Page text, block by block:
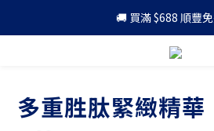
🚚 買滿 $688 順豐
🚚 買滿 $688 順豐
🎁 成為會員 可享更
多重胜肽緊緻精